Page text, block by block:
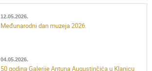
12.05.2026.
Međunarodni dan muzeja 2026.
04.05.2026.
50 godina Galerije Antuna Augustinčića u Klanjcu